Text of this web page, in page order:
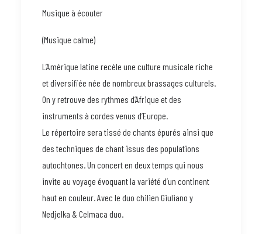
Musique à écouter
(Musique calme)
L’Amérique latine recèle une culture musicale riche
et diversifiée née de nombreux brassages culturels.
On y retrouve des rythmes d’Afrique et des
instruments à cordes venus d’Europe.
Le répertoire sera tissé de chants épurés ainsi que
des techniques de chant issus des populations
autochtones. Un concert en deux temps qui nous
invite au voyage évoquant la variété d’un continent
haut en couleur. Avec le duo chilien Giuliano y
Nedjelka & Celmaca duo.